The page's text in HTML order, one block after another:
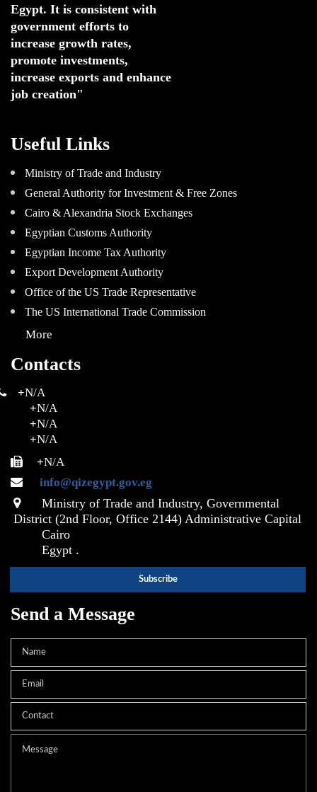
Egypt. It is consistent with
increase growth rates,
promote investments,
increase exports and enhance
job creation"
Useful Links
Ministry of Trade and Industry
General Authority for Investment & Free Zones
Cairo & Alexandria Stock Exchanges
Egyptian Customs Authority
Egyptian Income Tax Authority
Export Development Authority
Office of the US Trade Representative
The US International Trade Commission
More
Contacts
+N/A
+N/A
+N/A
+N/A
+N/A
info@qizegypt.gov.eg
Ministry of Trade and Industry, Governmental
District (2nd Floor, Office 2144) Administrative Capital
Cairo
Egypt .
Send a Message